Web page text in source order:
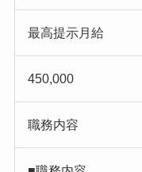
最高提示月給
450,000
職務内容